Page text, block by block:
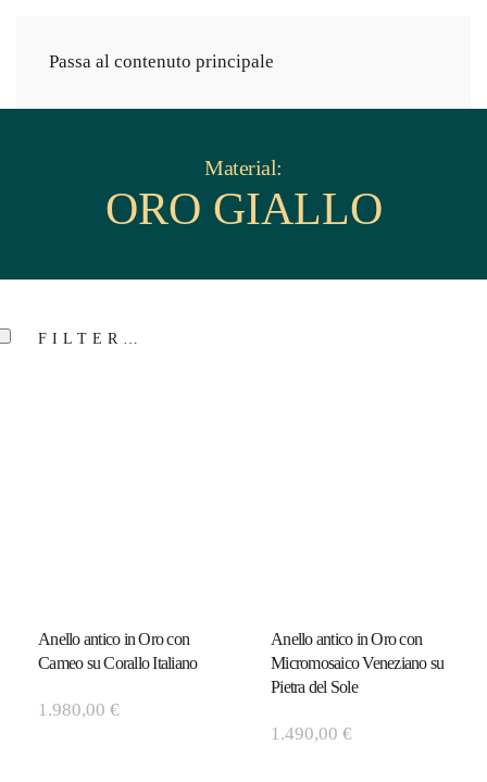
Passa al contenuto principale
Material:
ORO GIALLO
FILTER…
Anello antico in Oro con
Cameo su Corallo Italiano
1.980,00 €
Anello antico in Oro con
Micromosaico Veneziano su
Pietra del Sole
1.490,00 €